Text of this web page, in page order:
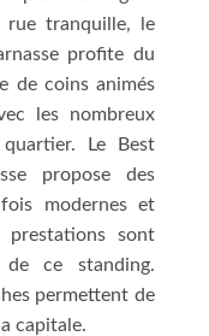
rue tranquille, le
profite du
de coins animés
les nombreux
Le Best
propose des
modernes et
prestations sont
de ce standing.
permettent de
capitale.